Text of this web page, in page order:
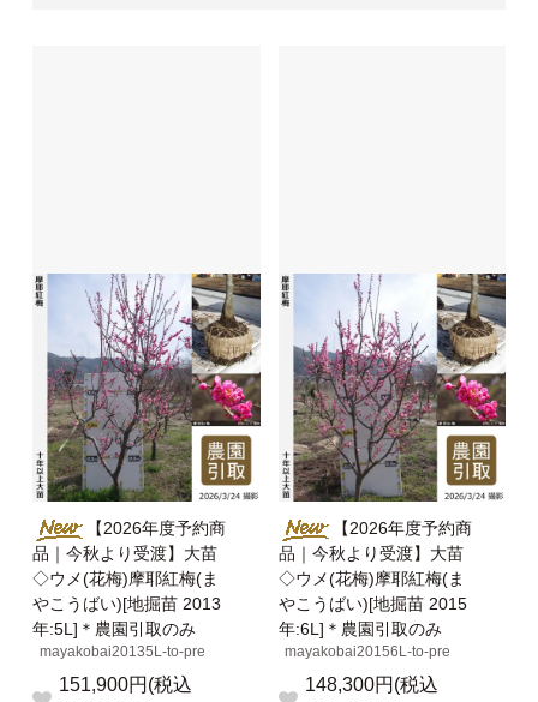
【2026年度予約商
品｜今秋より受渡】大苗
◇ウメ(花梅)摩耶紅梅(ま
やこうばい)[地掘苗 2013
年:5L]＊農園引取のみ
mayakobai20135L-to-pre
151,900円(税込
【2026年度予約商
品｜今秋より受渡】大苗
◇ウメ(花梅)摩耶紅梅(ま
やこうばい)[地掘苗 2015
年:6L]＊農園引取のみ
mayakobai20156L-to-pre
148,300円(税込